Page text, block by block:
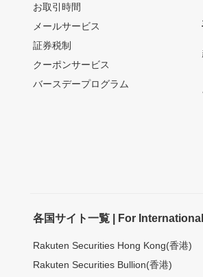
お取引時間
メールサービス
証券税制
クーポンサービス
バースデープログラム
各国サイト一覧 | For International
Rakuten Securities Hong Kong(香港)
Rakuten Securities Bullion(香港)